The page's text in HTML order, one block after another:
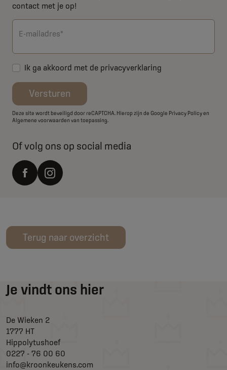
contact met je op!
E-mailadres*
Ik ga akkoord met de privacyverklaring
Versturen
Deze site wordt beveiligd door reCAPTCHA. Hierop zijn de Google Privacy Policyen
Algemene voorwaarden van toepassing.
Of volg ons op social media
Terug naar overzicht
Je vindt ons hier
De Wieken 2
1777 HT
Hippolytushoef
0227 - 76 00 60
info@kroonkeukens.com